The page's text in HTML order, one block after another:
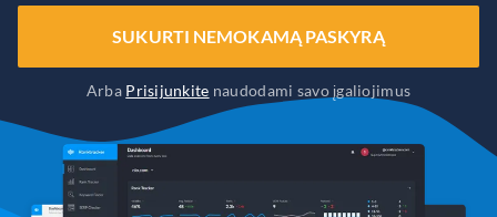
SUKURTI NEMOKAMĄ PASKYRĄ
Arba Prisijunkite naudodami savo įgaliojimus